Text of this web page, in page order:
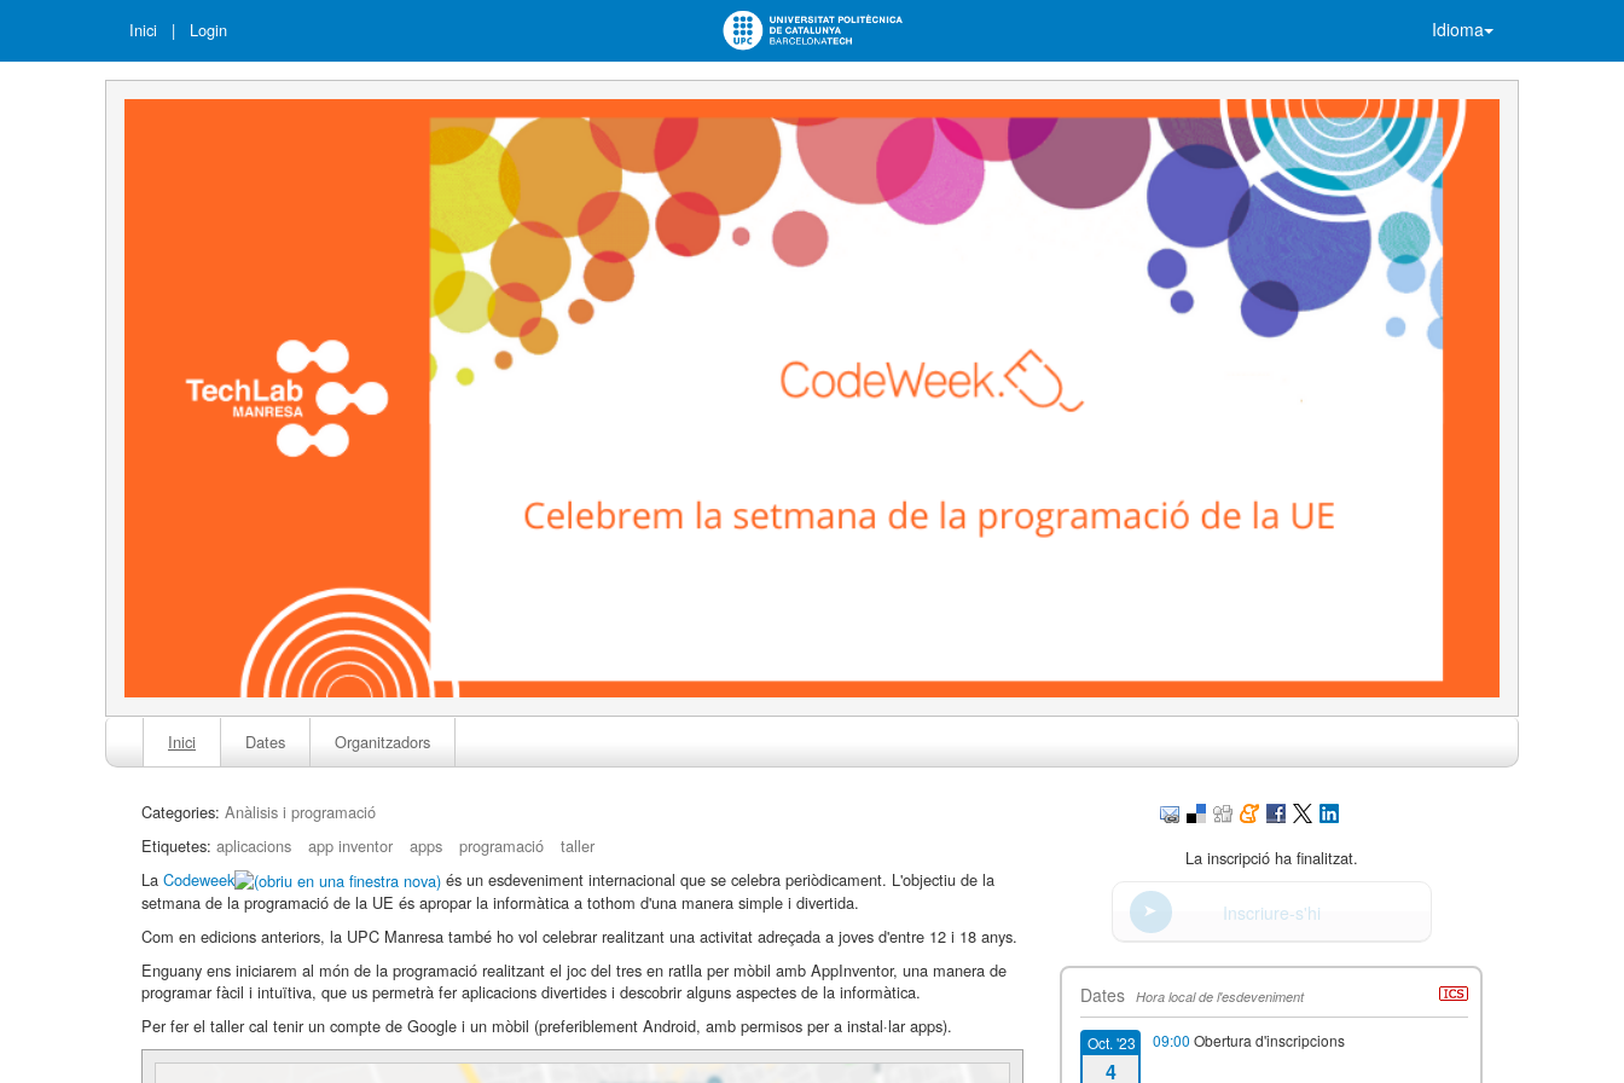
Inici | Login Idioma
Inici Dates Organitzadors
Categories: Anàlisis i programació
Etiquetes: aplicacions app inventor apps programació
taller
La Codeweek
és un esdeveniment internacional que se celebra periòdicament. L'objectiu de la
setmana de la programació de la UE és apropar la informàtica a tothom d'una manera simple i divertida.
Com en edicions anteriors, la UPC Manresa també ho vol celebrar realitzant una activitat adreçada a joves d'entre 12 i 18 anys.
Enguany ens iniciarem al món de la programació realitzant el joc del tres en ratlla per mòbil amb AppInventor, una manera de
programar fàcil i intuïtiva, que us permetrà fer aplicacions divertides i descobrir alguns aspectes de la informàtica.
Per fer el taller cal tenir un compte de Google i un mòbil (preferiblement Android, amb permisos per a instal·lar apps).
La inscripció ha finalitzat.
Inscriure-s'hi
Dates Hora local de l'esdeveniment
Oct. '23
4
09:00 Obertura d'inscripcions